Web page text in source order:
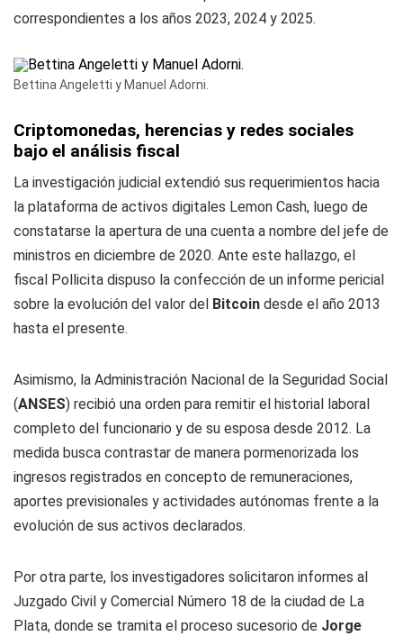
correspondientes a los años 2023, 2024 y 2025.
Bettina Angeletti y Manuel Adorni.
Criptomonedas, herencias y redes sociales
bajo el análisis fiscal
La investigación judicial extendió sus requerimientos hacia
la plataforma de activos digitales Lemon Cash, luego de
constatarse la apertura de una cuenta a nombre del jefe de
ministros en diciembre de 2020. Ante este hallazgo, el
fiscal Pollicita dispuso la confección de un informe pericial
sobre la evolución del valor del Bitcoin desde el año 2013
hasta el presente.
Asimismo, la Administración Nacional de la Seguridad Social
(ANSES) recibió una orden para remitir el historial laboral
completo del funcionario y de su esposa desde 2012. La
medida busca contrastar de manera pormenorizada los
ingresos registrados en concepto de remuneraciones,
aportes previsionales y actividades autónomas frente a la
evolución de sus activos declarados.
Por otra parte, los investigadores solicitaron informes al
Juzgado Civil y Comercial Número 18 de la ciudad de La
Plata, donde se tramita el proceso sucesorio de Jorge